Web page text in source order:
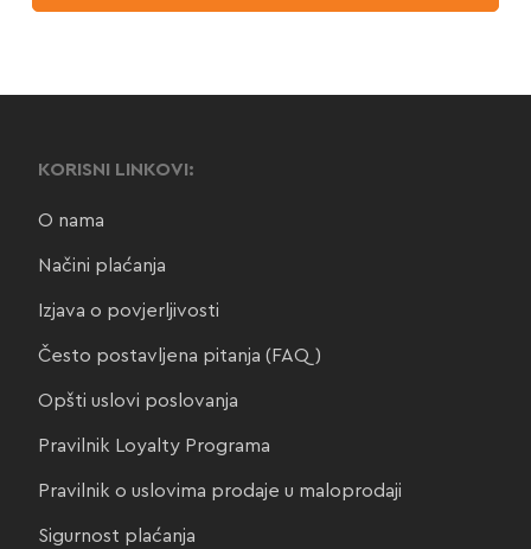
KORISNI LINKOVI:
O nama
Načini plaćanja
Izjava o povjerljivosti
Često postavljena pitanja (FAQ)
Opšti uslovi poslovanja
Pravilnik Loyalty Programa
Pravilnik o uslovima prodaje u maloprodaji
Sigurnost plaćanja